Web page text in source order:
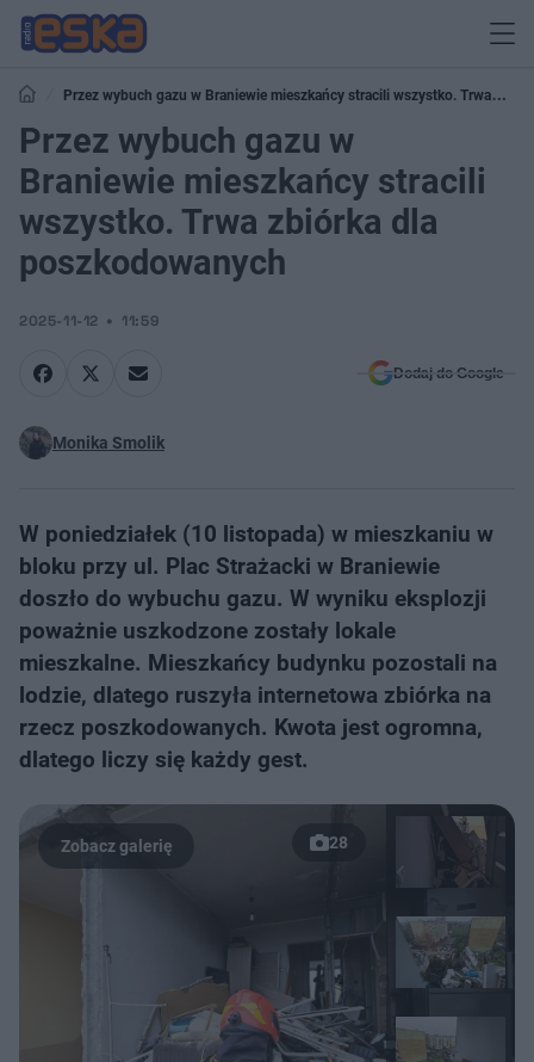
Przez wybuch gazu w Braniewie mieszkańcy stracili wszystko. Trwa
zbiórka dla poszkodowanych
Przez wybuch gazu w
Braniewie mieszkańcy stracili
wszystko. Trwa zbiórka dla
poszkodowanych
2025-11-12 11:59
Dodaj do Google
Monika Smolik
W poniedziałek (10 listopada) w mieszkaniu w
bloku przy ul. Plac Strażacki w Braniewie
doszło do wybuchu gazu. W wyniku eksplozji
poważnie uszkodzone zostały lokale
mieszkalne. Mieszkańcy budynku pozostali na
lodzie, dlatego ruszyła internetowa zbiórka na
rzecz poszkodowanych. Kwota jest ogromna,
dlatego liczy się każdy gest.
28